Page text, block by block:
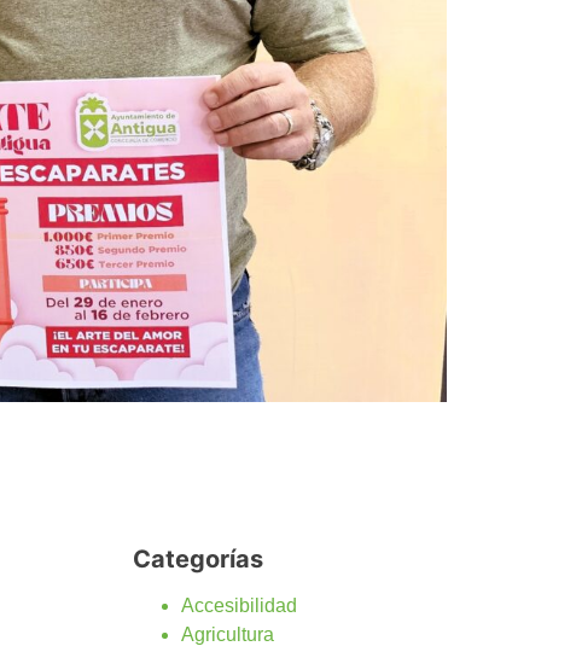
Categorías
Accesibilidad
Agricultura